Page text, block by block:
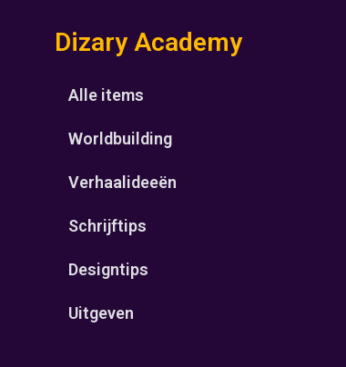
Dizary Academy
Alle items
Worldbuilding
Verhaalideeën
Schrijftips
Designtips
Uitgeven